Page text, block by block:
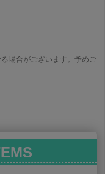
場合がございます。予めご